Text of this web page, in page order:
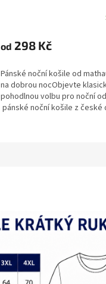
od 298 Kč
Pánské noční košile od
na dobrou nocObjevte
pohodlnou volbu pro noční
pánské noční košile z české